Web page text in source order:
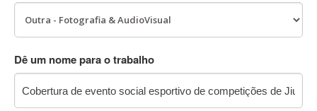
Dê um nome para o trabalho